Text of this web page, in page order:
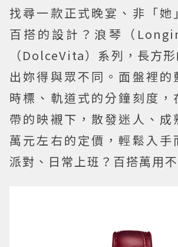
找尋一款正式晚宴、非「她
百搭的設計？浪琴（
（DolceVita）系列，長方
出妳得與眾不同。面盤裡的
時標、軌道式的分鐘刻度，
帶的映襯下，散發迷人、成
萬元左右的定價，輕鬆入手
派對、日常上班？百搭萬用不